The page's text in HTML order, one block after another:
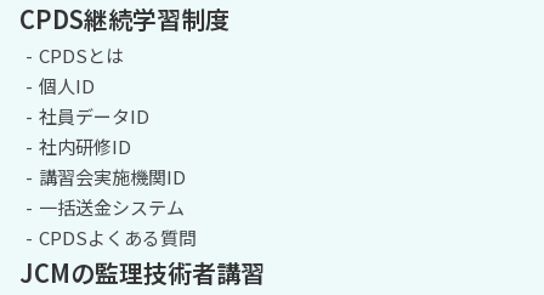
CPDS継続学習制度
CPDSとは
個人ID
社員データID
社内研修ID
講習会実施機関ID
一括送金システム
CPDSよくある質問
JCMの監理技術者講習